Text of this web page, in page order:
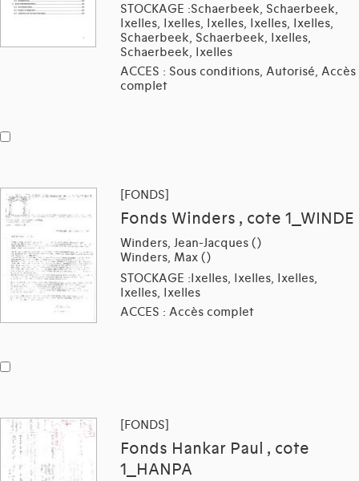
STOCKAGE :Schaerbeek, Schaerbeek,
Ixelles, Ixelles, Ixelles, Ixelles, Ixelles,
Schaerbeek, Schaerbeek, Ixelles,
Schaerbeek, Ixelles
ACCES : Sous conditions, Autorisé, Accès
complet
[FONDS]
Fonds Winders , cote 1_WINDE
Winders, Jean-Jacques ()
Winders, Max ()
STOCKAGE :Ixelles, Ixelles, Ixelles,
Ixelles, Ixelles
ACCES : Accès complet
[FONDS]
Fonds Hankar Paul , cote
1_HANPA